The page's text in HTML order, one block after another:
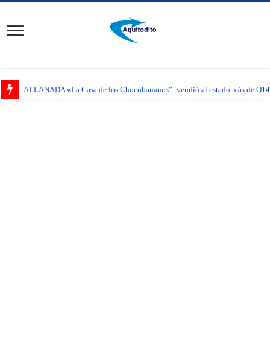
ALLANADA «La Casa de los Chocobananos”: vendió al estado más de